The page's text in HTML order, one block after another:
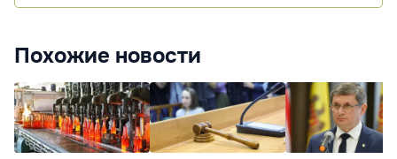
Похожие новости